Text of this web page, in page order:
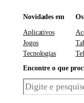
Novidades em
Aplicativos
Jogos
Tecnologias
Encontre o que
Pesquisar